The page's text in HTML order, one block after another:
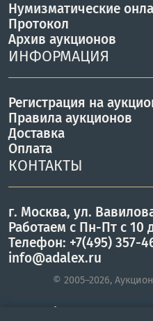
Нумизматические
Протокол
Архив аукционов
ИНФОРМАЦИЯ
Регистрация на
Правила аукционов
Доставка
Оплата
КОНТАКТЫ
г. Москва, ул.
Работаем с Пн-Пт с 10
Телефон: +7(495) 357-
info@adalex.ru
© 2005–2026,